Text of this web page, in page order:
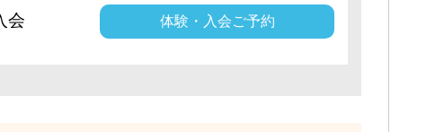
会 体験・入会ご予約